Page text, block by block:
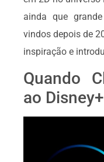
ainda que
vindos depois de
inspiração e
Quando
ao